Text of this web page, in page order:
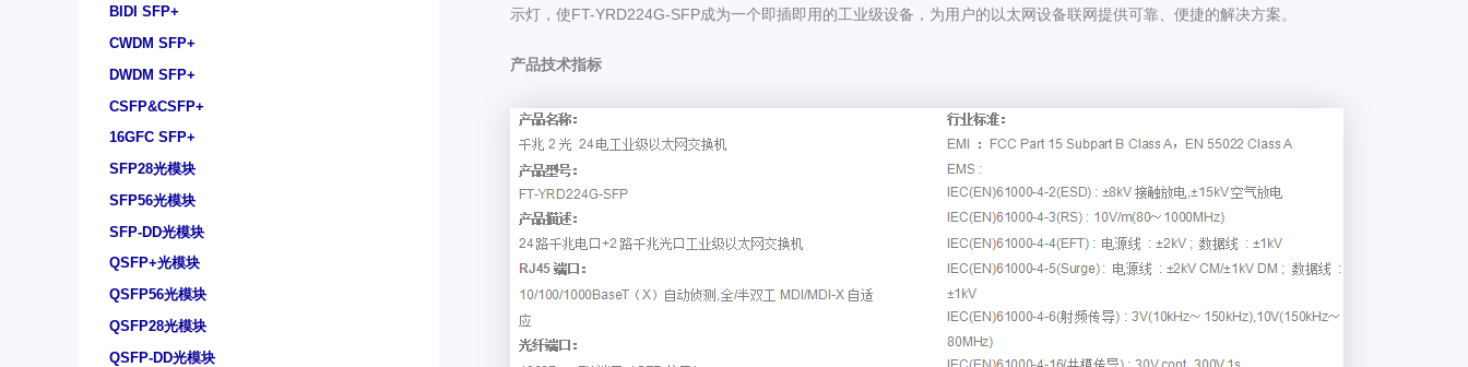
BIDI SFP+
CWDM SFP+
DWDM SFP+
CSFP&CSFP+
16GFC SFP+
SFP28光模块
SFP56光模块
SFP-DD光模块
QSFP+光模块
QSFP56光模块
QSFP28光模块
QSFP-DD光模块
示灯，使FT-YRD224G-SFP成为一个即插即用的工业级设备，为用户的以太网设备联网提供可靠、便捷的解决方案。
产品技术指标